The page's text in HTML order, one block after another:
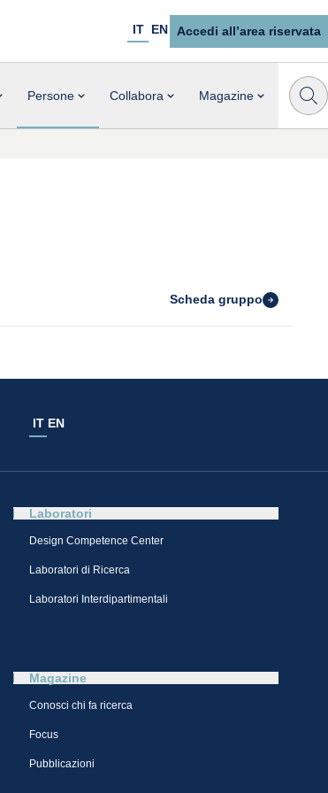
IT EN Accedi all’area riservata
Persone Collabora Magazine
Scheda gruppo
IT EN
Laboratori
Design Competence Center​
Laboratori di Ricerca
Laboratori Interdipartimentali
Magazine
Conosci chi fa ricerca
Focus
Pubblicazioni